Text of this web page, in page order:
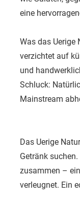
eine
Was das Uerige
verzichtet auf
und
Schluck:
Mainstream
Das Uerige
Getränk
zusammen –
verleugnet. Ein